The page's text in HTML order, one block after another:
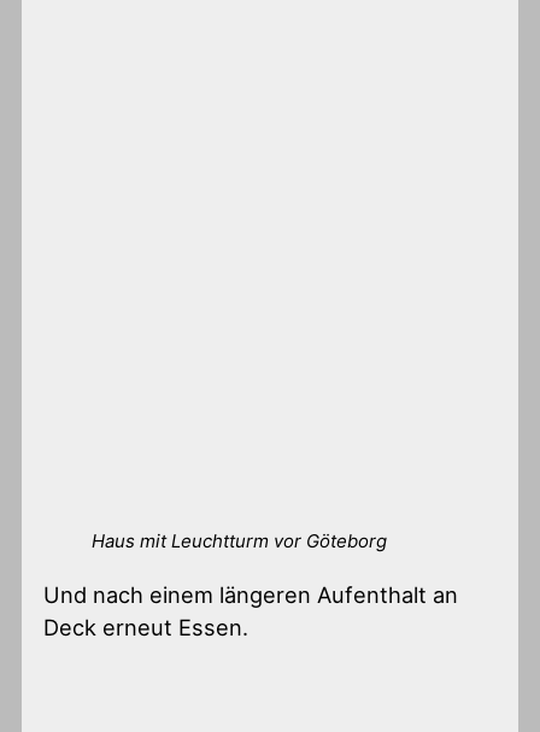
Haus mit Leuchtturm vor Göteborg
Und nach einem längeren Aufenthalt an
Deck erneut Essen.